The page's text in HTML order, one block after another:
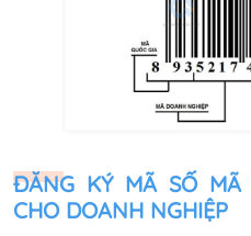
ĐĂNG KÝ MÃ SỐ MÃ
CHO DOANH NGHIỆP